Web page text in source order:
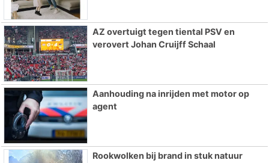
AZ overtuigt tegen tiental PSV en
verovert Johan Cruijff Schaal
Aanhouding na inrijden met motor op
agent
Rookwolken bij brand in stuk natuur